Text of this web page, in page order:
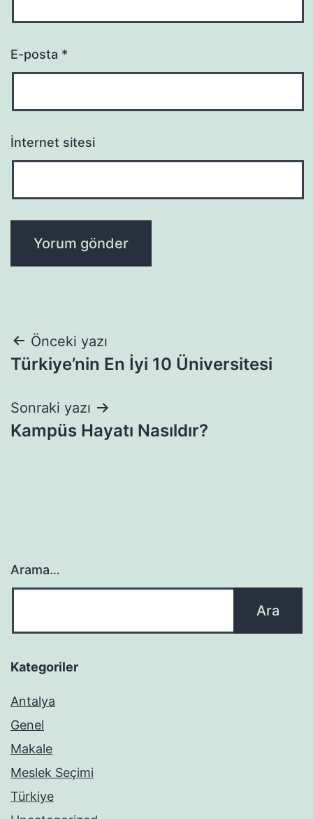
E-posta *
İnternet sitesi
Yazı
gezinmesi
Önceki yazı
Türkiye’nin En İyi 10 Üniversitesi
Sonraki yazı
Kampüs Hayatı Nasıldır?
Arama…
Kategoriler
Antalya
Genel
Makale
Meslek Seçimi
Türkiye